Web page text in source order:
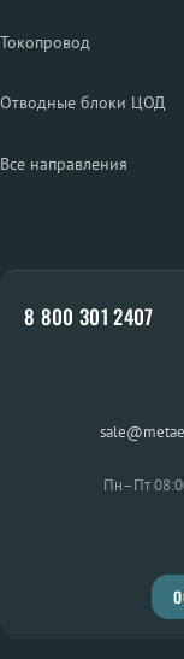
Токопровод
Отводные блоки ЦОД
Все направления
8 800 301 2407
Пн–Пт